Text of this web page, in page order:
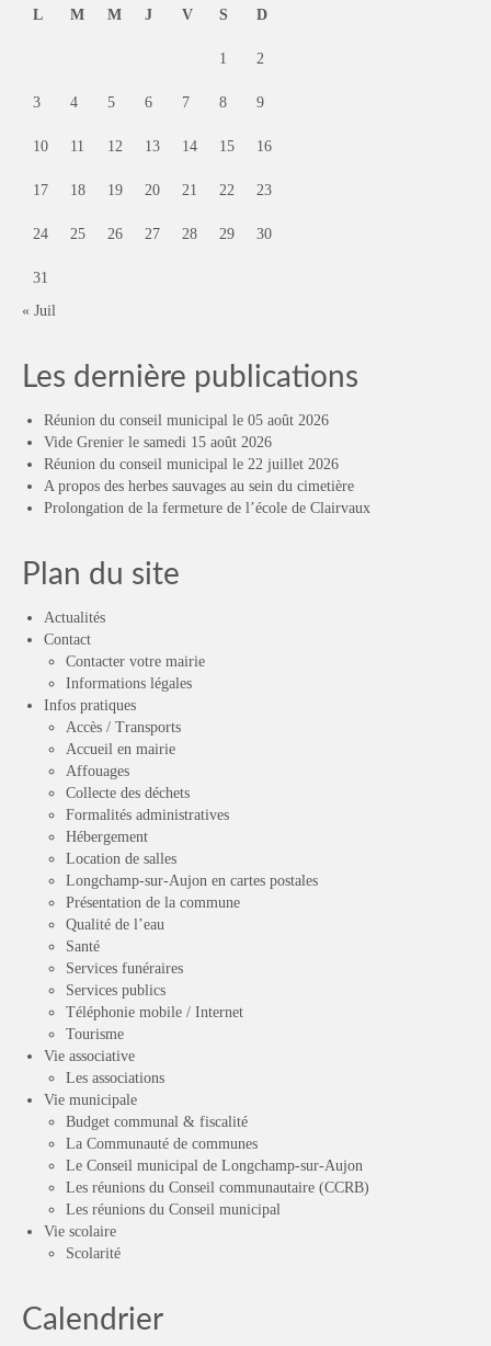
L
M M J V S D
1 2
3 4 5 6 7 8 9
10 11 12 13 14 15 16
17 18 19 20 21 22 23
24 25 26 27 28 29 30
31
« Juil
Les dernière publications
Réunion du conseil municipal le 05 août 2026
Vide Grenier le samedi 15 août 2026
Réunion du conseil municipal le 22 juillet 2026
A propos des herbes sauvages au sein du cimetière
Prolongation de la fermeture de l’école de Clairvaux
Plan du site
Actualités
Contact
Contacter votre mairie
Informations légales
Infos pratiques
Accès / Transports
Accueil en mairie
Affouages
Collecte des déchets
Formalités administratives
Hébergement
Location de salles
Longchamp-sur-Aujon en cartes postales
Présentation de la commune
Qualité de l’eau
Santé
Services funéraires
Services publics
Téléphonie mobile / Internet
Tourisme
Vie associative
Les associations
Vie municipale
Budget communal & fiscalité
La Communauté de communes
Le Conseil municipal de Longchamp-sur-Aujon
Les réunions du Conseil communautaire (CCRB)
Les réunions du Conseil municipal
Vie scolaire
Scolarité
Calendrier